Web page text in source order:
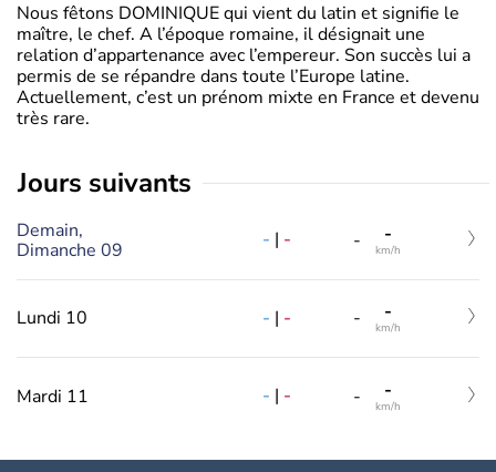
Nous fêtons DOMINIQUE qui vient du latin et signifie le
maître, le chef. A l’époque romaine, il désignait une
relation d’appartenance avec l’empereur. Son succès lui a
permis de se répandre dans toute l’Europe latine.
Actuellement, c’est un prénom mixte en France et devenu
très rare.
jours suivants
Demain,
Dimanche 09
- | - - -
km/h
Lundi 10 - | - - -
km/h
Mardi 11 - | - - -
km/h